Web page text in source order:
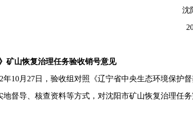
沈阳
矿山恢复治理任务验收销号意见
月27日，验收组对照《辽宁省中央生态环境保护
督导、核查资料等方式，对沈阳市矿山恢复治理任